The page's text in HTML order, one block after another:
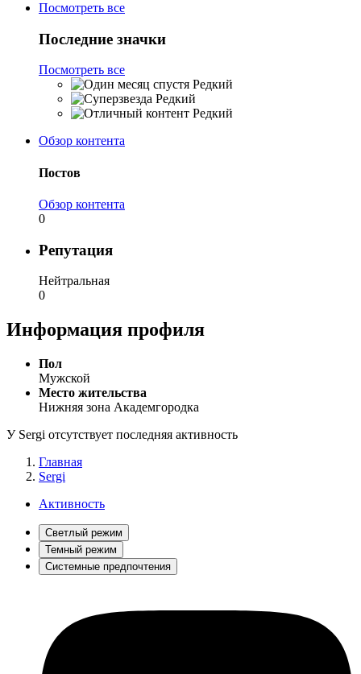
Посмотреть все
Последние значки
Посмотреть все
Редкий
Редкий
Редкий
Обзор контента
Постов
Обзор контента
0
Репутация
Нейтральная
0
Информация профиля
Пол
Мужской
Место жительства
Нижняя зона Академгородка
У Sergi отсутствует последняя активность
Главная
Sergi
Активность
Светлый режим
Темный режим
Системные предпочтения